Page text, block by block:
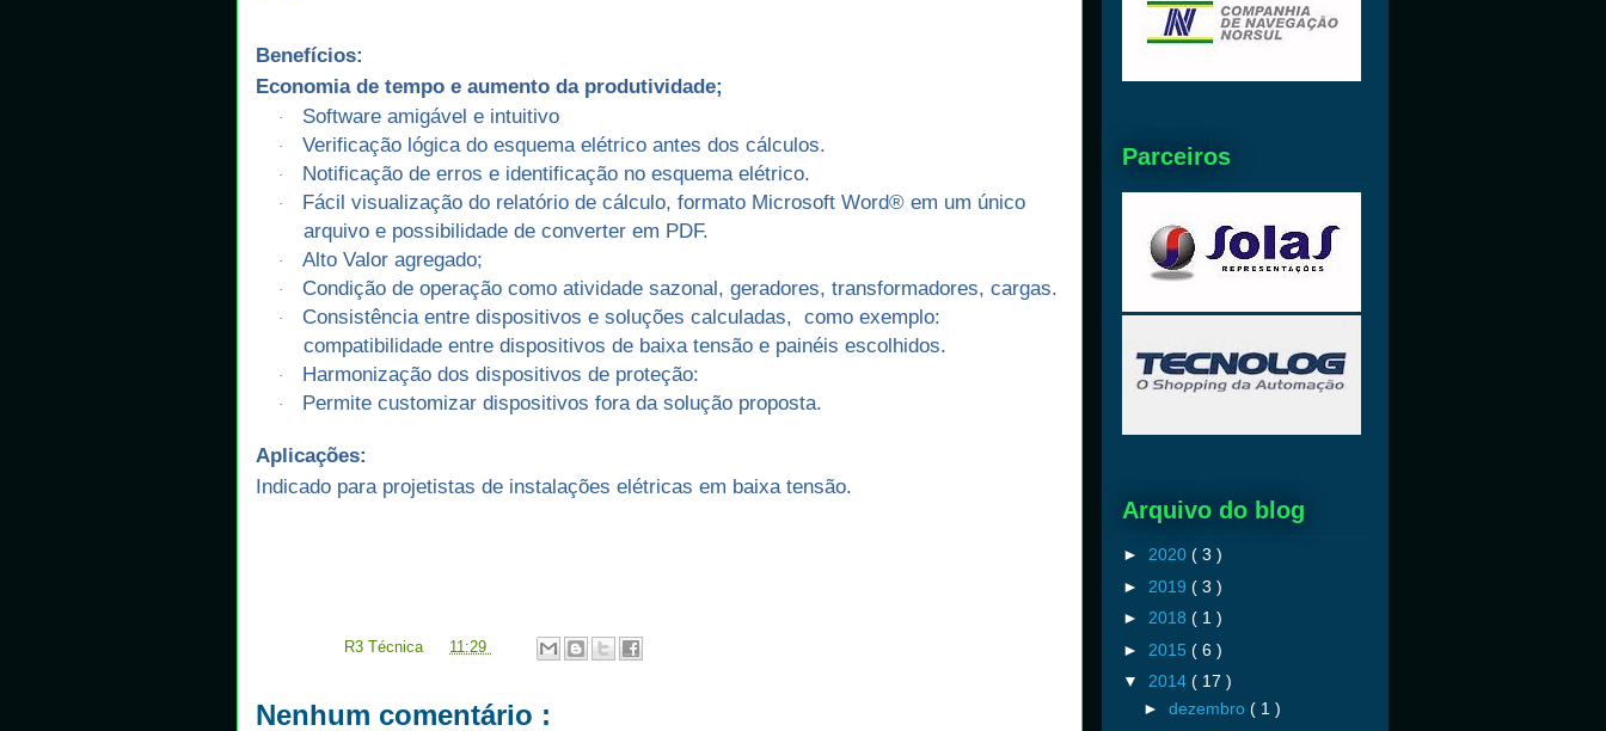
Benefícios:
Economia de tempo e aumento da produtividade;
· Software amigável e intuitivo
· Verificação lógica do esquema elétrico antes dos cálculos.
· Notificação de erros e identificação no esquema elétrico.
·
Fácil visualização do relatório de cálculo, formato Microsoft Word® em um único
arquivo e possibilidade de converter em PDF.
· Alto Valor agregado;
· Condição de operação como atividade sazonal, geradores, transformadores, cargas.
·
Consistência entre dispositivos e soluções calculadas, como exemplo:
compatibilidade entre dispositivos de baixa tensão e painéis escolhidos.
· Harmonização dos dispositivos de proteção:
· Permite customizar dispositivos fora da solução proposta.
Aplicações:
Indicado para projetistas de instalações elétricas em baixa tensão.
R3 Técnica 11:29
Nenhum comentário :
Parceiros
Arquivo do blog
► 2020 ( 3 )
► 2019 ( 3 )
► 2018 ( 1 )
► 2015 ( 6 )
▼ 2014 ( 17 )
► dezembro ( 1 )